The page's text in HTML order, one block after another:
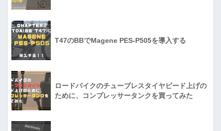
T47のBBでMagene PES-P505を導入する
ロードバイクのチューブレスタイヤビード上げの
ために、コンプレッサータンクを買ってみた